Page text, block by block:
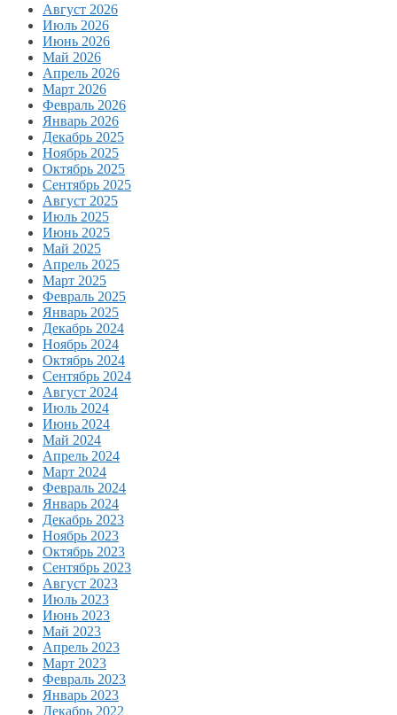
Август 2026
Июль 2026
Июнь 2026
Май 2026
Апрель 2026
Март 2026
Февраль 2026
Январь 2026
Декабрь 2025
Ноябрь 2025
Октябрь 2025
Сентябрь 2025
Август 2025
Июль 2025
Июнь 2025
Май 2025
Апрель 2025
Март 2025
Февраль 2025
Январь 2025
Декабрь 2024
Ноябрь 2024
Октябрь 2024
Сентябрь 2024
Август 2024
Июль 2024
Июнь 2024
Май 2024
Апрель 2024
Март 2024
Февраль 2024
Январь 2024
Декабрь 2023
Ноябрь 2023
Октябрь 2023
Сентябрь 2023
Август 2023
Июль 2023
Июнь 2023
Май 2023
Апрель 2023
Март 2023
Февраль 2023
Январь 2023
Декабрь 2022